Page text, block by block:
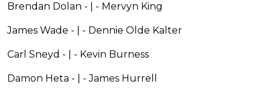
Brendan Dolan - | - Mervyn King
James Wade - | - Dennie Olde Kalter
Carl Sneyd - | - Kevin Burness
Damon Heta - | - James Hurrell